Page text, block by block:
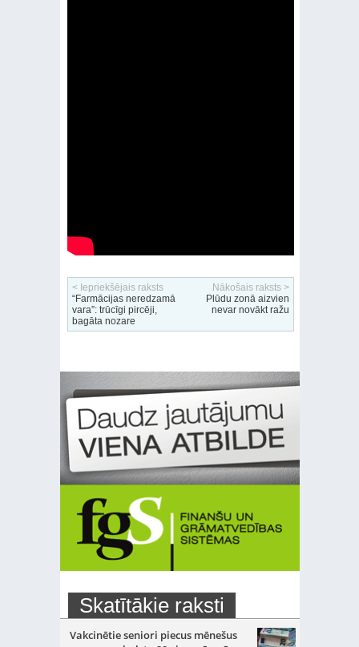
< Iepriekšējais raksts
“Farmācijas neredzamā
vara”: trūcīgi pircēji,
bagāta nozare
Nākošais raksts >
Plūdu zonā aizvien
nevar novākt ražu
Skatītākie raksti
Vakcinētie seniori piecus mēnešus